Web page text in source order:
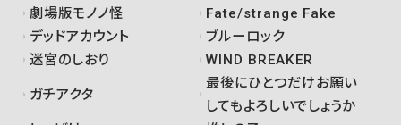
劇場版モノノ怪
Fate/strange Fake
デッドアカウント
ブルーロック
迷宮のしおり
WIND BREAKER
ガチアクタ
最後にひとつだけお願い
してもよろしいでしょうか